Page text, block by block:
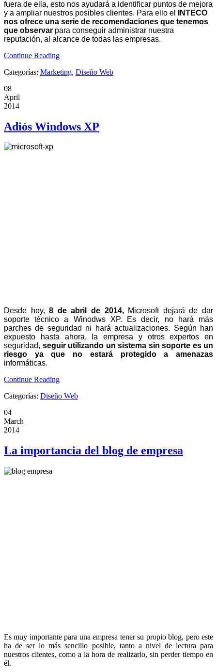
fuera de ella, esto nos ayudará a identificar puntos de mejora
y a ampliar nuestros posibles clientes. Para ello el
INTECO
nos ofrece una serie de recomendaciones que tenemos
que observar para conseguir administrar nuestra
reputación, al alcance de todas las empresas.
Continue Reading
Categorías: Marketing, Diseño Web
08
April
2014
Adiós Windows XP
Desde hoy, 8 de abril de 2014,Microsoft dejará de dar
soporte técnico a Winodws XP. Es decir, no hará más
parches de seguridad ni hará actualizaciones. Según han
expuesto hasta ahora, la empresa y otros expertos en
seguridad, seguir utilizando un sistema sin soporte es un
riesgo ya que no estará protegido a amenazas
informáticas.
Continue Reading
Categorías: Diseño Web
04
March
2014
La importancia del blog de empresa
Es muy importante para una empresa tener su propio blog, pero este
ha de ser lo más sencillo posible, tanto a nivel de lectura para
nuestros clientes, como a la hora de realizarlo, sin perder tiempo en
él.